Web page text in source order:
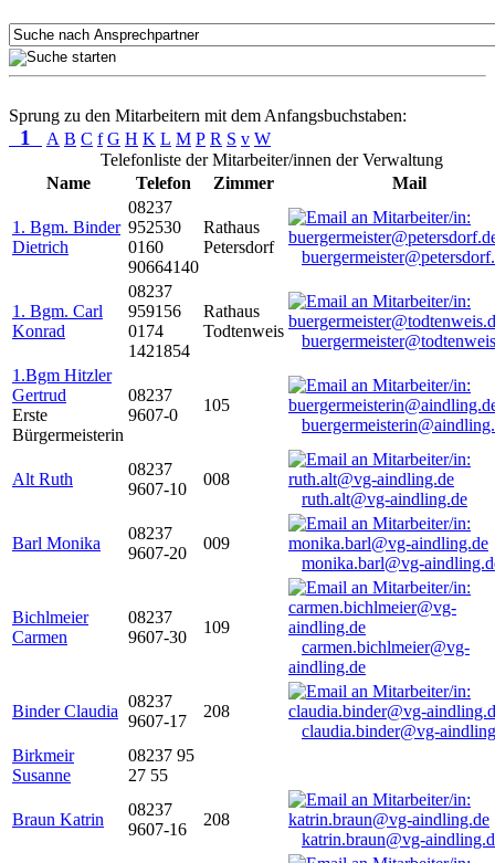
Sprung zu den Mitarbeitern mit dem Anfangsbuchstaben:
1 A B C f G H K L M P R S v W
Telefonliste der Mitarbeiter/innen der Verwaltung
Name
Telefon Zimmer Mail
1. Bgm. Binder
Dietrich
08237
952530
0160
90664140
Rathaus
Petersdorf
1. Bgm. Carl
Konrad
08237
959156
0174
1421854
Rathaus
Todtenweis
1.Bgm Hitzler
Gertrud
Erste
Bürgermeisterin
08237
9607-0
105
Alt Ruth
08237
9607-10
008
ruth.alt@vg-aindling.de
Barl Monika
08237
9607-20
009
monika.barl@vg-
Bichlmeier
Carmen
08237
9607-30
109
carmen.bichlmeier@vg-
aindling.de
Binder Claudia
08237
9607-17
208
claudia.binder@vg-
Birkmeir
Susanne
08237 95
27 55
Braun Katrin
08237
9607-16
208
katrin.braun@vg-